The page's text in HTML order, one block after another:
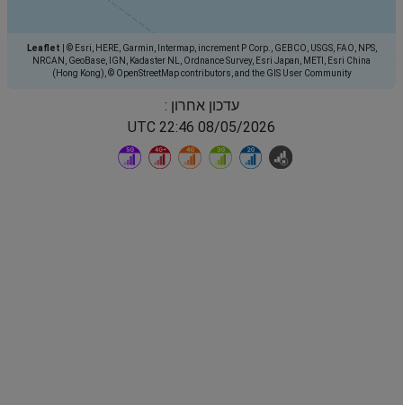
Leaflet
© Esri, HERE, Garmin, Intermap, increment P Corp., GEBCO, USGS, FAO, NPS,
NRCAN, GeoBase, IGN, Kadaster NL, Ordnance Survey, Esri Japan, METI, Esri China
(Hong Kong), © OpenStreetMap contributors, and the GIS User Community
עדכון אחרון :
08/05/2026 22:46 UTC